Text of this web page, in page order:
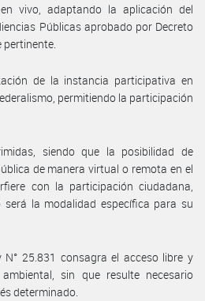
vivo, adaptando la aplicación del
Públicas aprobado por Decreto
de la instancia participativa en
permitiendo la participación
siendo que la posibilidad de
de manera virtual o remota en el
con la participación ciudadana,
será la modalidad específica para su
25.831 consagra el acceso libre y
sin que resulte necesario
determinado.